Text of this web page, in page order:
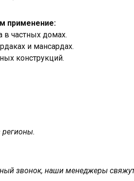
применение:
в частных домах.
и мансардах.
конструкций.
регионы.
звонок, наши менеджеры